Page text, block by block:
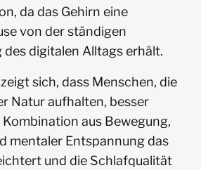
da das Gehirn eine
von der ständigen
des digitalen Alltags erhält.
sich, dass Menschen, die
Natur aufhalten, besser
aus Bewegung,
mentaler Entspannung das
und die Schlafqualität